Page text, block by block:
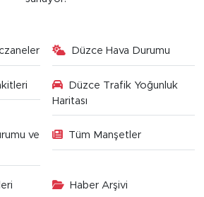
Düzce Hava Durumu
Düzce Trafik Yoğunluk
Haritası
ve
Tüm Manşetler
Haber Arşivi